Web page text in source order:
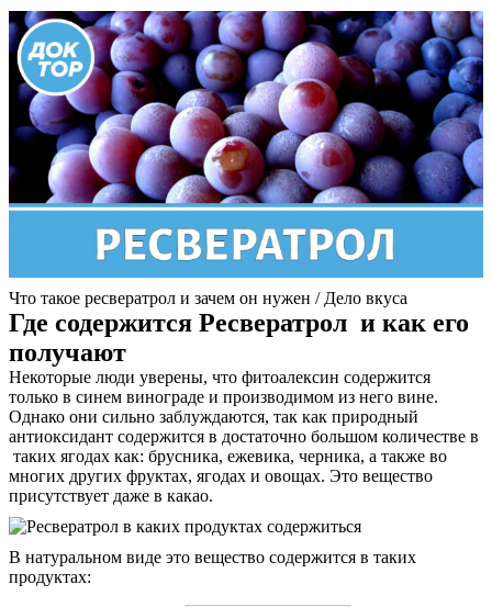
Что такое ресвератрол и зачем он нужен / Дело вкуса
Где содержится Ресвератрол и как его
получают
Некоторые люди уверены, что фитоалексин содержится
только в синем винограде и производимом из него вине.
Однако они сильно заблуждаются, так как природный
антиоксидант содержится в достаточно большом количестве в
таких ягодах как: брусника, ежевика, черника, а также во
многих других фруктах, ягодах и овощах. Это вещество
присутствует даже в какао.
В натуральном виде это вещество содержится в таких
продуктах: